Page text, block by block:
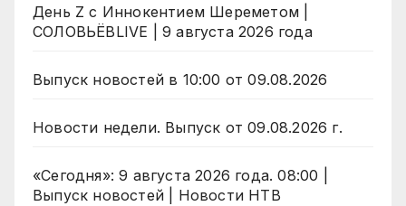
День Z с Иннокентием Шереметом |
СОЛОВЬЁВLIVE | 9 августа 2026 года
Выпуск новостей в 10:00 от 09.08.2026
Новости недели. Выпуск от 09.08.2026 г.
«Сегодня»: 9 августа 2026 года. 08:00 |
Выпуск новостей | Новости НТВ